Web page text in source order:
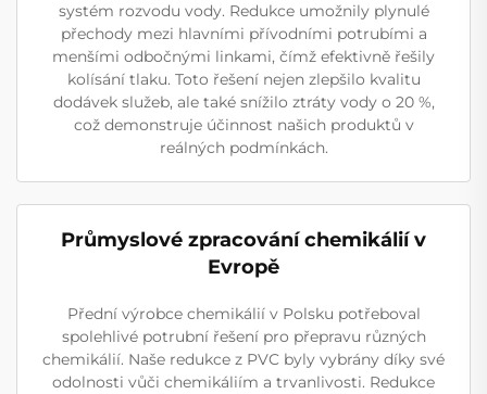
systém rozvodu vody. Redukce umožnily plynulé
přechody mezi hlavními přívodními potrubími a
menšími odbočnými linkami, čímž efektivně řešily
kolísání tlaku. Toto řešení nejen zlepšilo kvalitu
dodávek služeb, ale také snížilo ztráty vody o 20 %,
což demonstruje účinnost našich produktů v
reálných podmínkách.
Průmyslové zpracování chemikálií v
Evropě
Přední výrobce chemikálií v Polsku potřeboval
spolehlivé potrubní řešení pro přepravu různých
chemikálií. Naše redukce z PVC byly vybrány díky své
odolnosti vůči chemikáliím a trvanlivosti. Redukce